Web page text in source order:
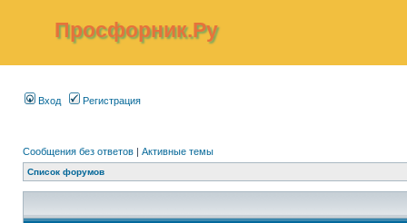
Просфорник.Ру
Вход Регистрация
Сообщения без ответов | Активные темы
Список форумов